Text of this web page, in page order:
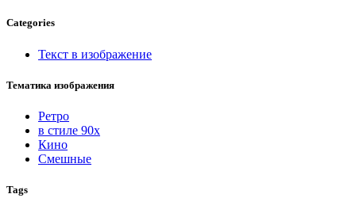
Categories
Текст в изображение
Тематика изображения
Ретро
в стиле 90х
Кино
Смешные
Tags